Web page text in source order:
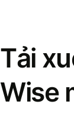
Tải
Wise